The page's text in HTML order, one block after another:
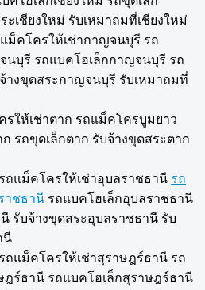
ะเชียงใหม่ รับเหมาถมที่เชียงใหม่
ม็คโครให้เช่ากาญจนบุรี รถ
บุรี รถแบคโฮเล็กกาญจนบุรี รถ
างขุดสระกาญจนบุรี รับเหมาถมที่
รให้เช่าตาก รถแม็คโครบูมยาว
รถขุดเล็กตาก รับจ้างขุดสระตาก
ถแม็คโครให้เช่าอุบลราชธานี รถ
าชธานี รถแบคโฮเล็กอุบลราชธานี
รับจ้างขุดสระอุบลราชธานี รับ
นี
ถแม็คโครให้เช่าสุราษฎร์ธานี รถ
ร์ธานี รถแบคโฮเล็กสุราษฎร์ธานี